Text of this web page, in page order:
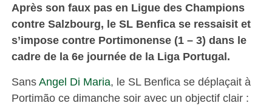
Après son faux pas en Ligue des Champions
contre Salzbourg, le SL Benfica se ressaisit et
s’impose contre Portimonense (1 – 3) dans le
cadre de la 6e journée de la Liga Portugal.
SansAngel Di Maria, le SL Benfica se déplaçait à
Portimão ce dimanche soir avec un objectif clair :